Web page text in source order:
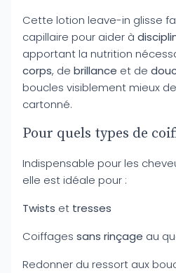
Cette lotion leave-in glisse
capillaire pour aider à
apportant la nutrition
corps, de brillance et de
boucles visiblement mieux
cartonné.
Pour quels types de
Indispensable pour les
elle est idéale pour :
Twists et tresses
Coiffages sans rinçage au
Redonner du ressort aux